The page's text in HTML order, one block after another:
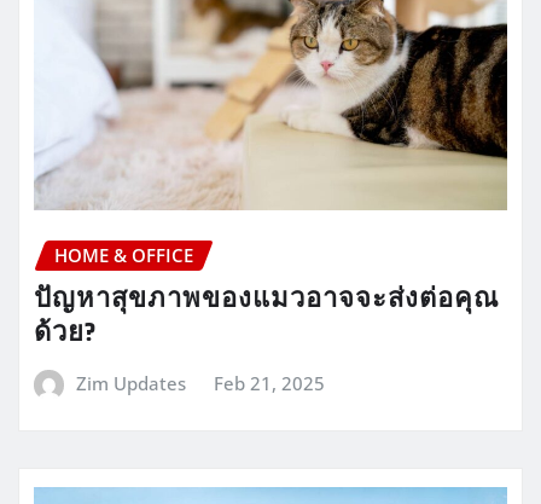
HOME & OFFICE
ปัญหาสุขภาพของแมวอาจจะส่งต่อคุณ
ด้วย?
Zim Updates Feb 21, 2025